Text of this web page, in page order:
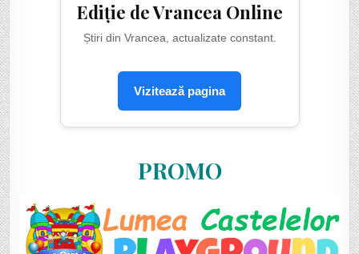
Ediție de Vrancea Online
Știri din Vrancea, actualizate constant.
Vizitează pagina
PROMO